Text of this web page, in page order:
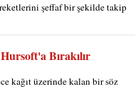
şeffaf bir şekilde takip
Bırakılır
kağıt üzerinde kalan bir söz